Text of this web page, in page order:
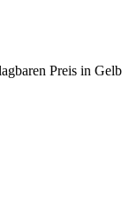
Preis in Gelb